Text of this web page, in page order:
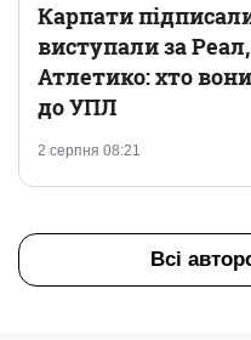
2 серпня 08:21
Карпати
виступали за
Атлетико: хто
до УПЛ
Всі